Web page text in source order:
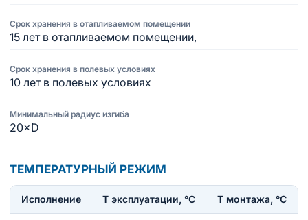
Срок хранения в отапливаемом помещении
15 лет в отапливаемом помещении,
Срок хранения в полевых условиях
10 лет в полевых условиях
Минимальный радиус изгиба
20×D
ТЕМПЕРАТУРНЫЙ РЕЖИМ
Исполнение T эксплуатации, °С Т монтажа, °С